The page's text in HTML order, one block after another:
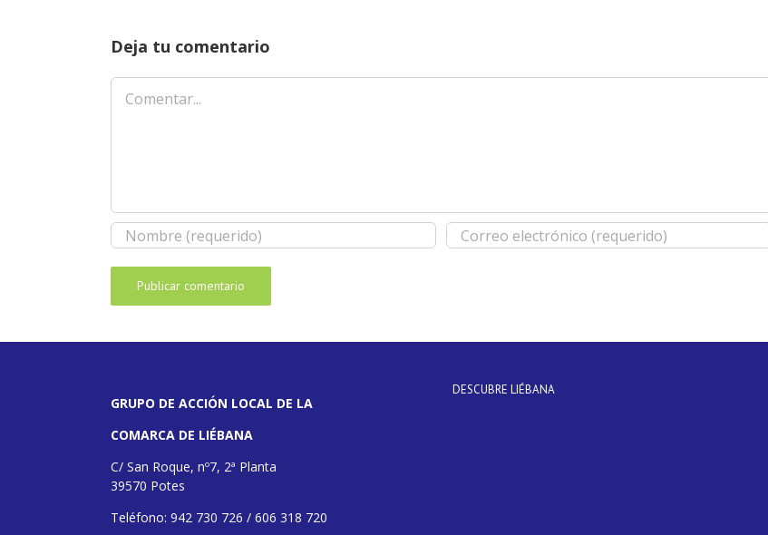
Deja tu comentario
Comentar
GRUPO DE ACCIÓN LOCAL DE LA
COMARCA DE LIÉBANA
C/ San Roque, nº7, 2ª Planta
39570 Potes
Teléfono: 942 730 726 / 606 318 720
DESCUBRE LIÉBANA